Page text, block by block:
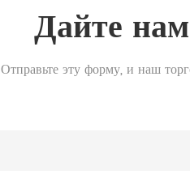
Дайте
Отправьте эту форму, и наш